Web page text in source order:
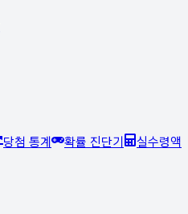
당첨 통계 확률 진단기
실수령액